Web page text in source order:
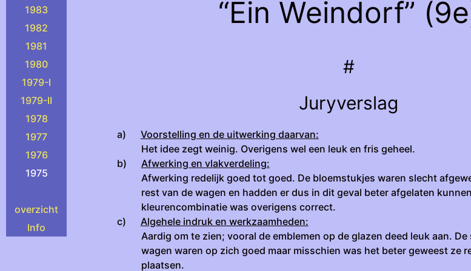
1983
1982
1981
1980
1979-I
1979-II
1978
1977
1976
1975
overzicht
Info
“Ein Weindorf”
#
Juryverslag
a) Voorstelling en de uitwerking daarvan:
Het idee zegt weinig. Overigens wel een leuk en fris geheel.
b) Afwerking en vlakverdeling:
Afwerking redelijk goed tot goed. De bloemstukjes waren slecht
rest van de wagen en hadden er dus in dit geval beter afgelaten
kleurencombinatie was overigens correct.
c) Algehele indruk en werkzaamheden:
Aardig om te zien; vooral de emblemen op de glazen deed leuk aan.
wagen waren op zich goed maar misschien was het beter geweest ze
plaatsen.